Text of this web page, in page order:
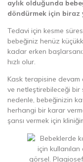
aylık olduğunda
döndürmek için biraz
Tedavi için kesme
bebeğiniz henüz
kadar erken
hızlı olur.
Kask terapisine devam
ve netleştirebileceği bir
nedenle, bebeğinizin
herhangi bir karar
şansı vermek için